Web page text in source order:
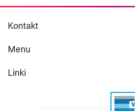
Kontakt
Menu
Linki